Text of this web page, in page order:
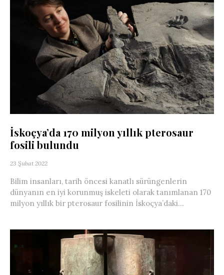
İskoçya’da 170 milyon yıllık pterosaur
fosili bulundu
23 Şubat 2022
Bilim insanları, tarih öncesi kanatlı sürüngenlerin
dünyanın en iyi korunmuş iskeleti olarak tanımlanan 170
milyon yıllık bir pterosaur fosilinin İskoçya’daki...